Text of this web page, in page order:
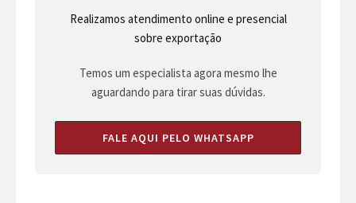
Realizamos atendimento online e presencial
sobre exportação
Temos um especialista agora mesmo lhe
aguardando para tirar suas dúvidas.
FALE AQUI PELO WHATSAPP